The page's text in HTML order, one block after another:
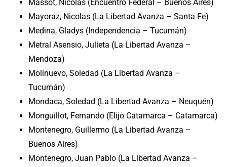
Massot, Nicolas (Encuentro Federal – Buenos Aires)
Mayoraz, Nicolas (La Libertad Avanza – Santa Fe)
Medina, Gladys (Independencia – Tucumán)
Metral Asensio, Julieta (La Libertad Avanza –
Mendoza)
Molinuevo, Soledad (La Libertad Avanza –
Tucumán)
Mondaca, Soledad (La Libertad Avanza – Neuquén)
Monguillot, Fernando (Elijo Catamarca – Catamarca)
Montenegro, Guillermo (La Libertad Avanza –
Buenos Aires)
Montenegro, Juan Pablo (La Libertad Avanza –